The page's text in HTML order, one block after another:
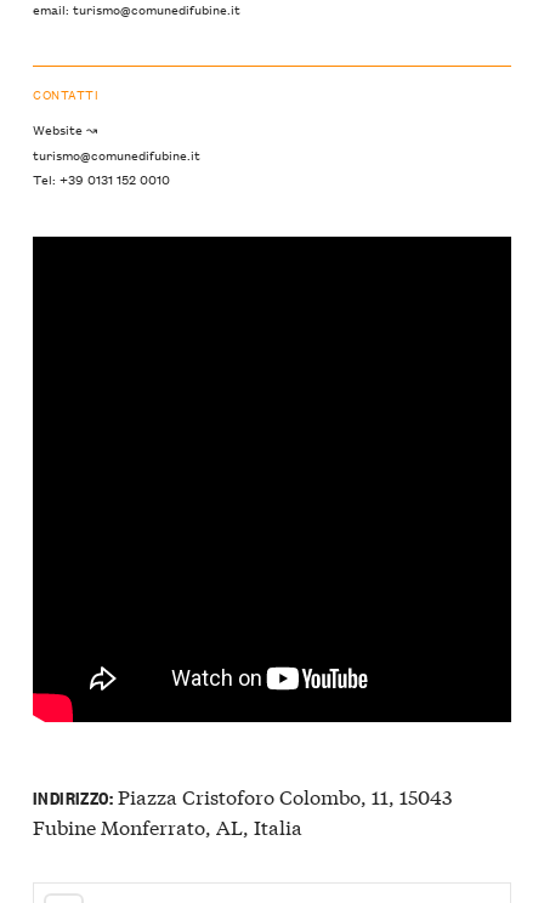
email: turismo@comunedifubine.it
CONTATTI
Website ↝
turismo@comunedifubine.it
Tel: +39 0131 152 0010
INDIRIZZO:Piazza Cristoforo Colombo, 11, 15043
Fubine Monferrato, AL, Italia